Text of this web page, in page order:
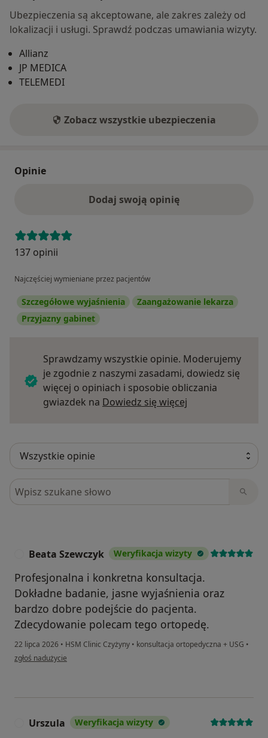
Ubezpieczenia są akceptowane, ale zakres zależy od
lokalizacji i usługi. Sprawdź podczas umawiania wizyty.
Allianz
JP MEDICA
TELEMEDI
Zobacz wszystkie ubezpieczenia
Opinie
Dodaj swoją opinię
137 opinii
Najczęściej wymieniane przez pacjentów
Szczegółowe wyjaśnienia
Zaangażowanie lekarza
Przyjazny gabinet
Sprawdzamy wszystkie opinie. Moderujemy
je zgodnie z naszymi zasadami, dowiedz się
więcej o opiniach i sposobie obliczania
gwiazdek na Dowiedz się więcej
Szukaj w opiniach
Beata Szewczyk Weryfikacja wizyty
Profesjonalna i konkretna konsultacja.
Dokładne badanie, jasne wyjaśnienia oraz
bardzo dobre podejście do pacjenta.
Zdecydowanie polecam tego ortopedę.
22 lipca 2026 • HSM Clinic Czyżyny • konsultacja ortopedyczna + USG •
w opinii użytkownika Beata Szewczyk
zgłoś nadużycie
Urszula Weryfikacja wizyty